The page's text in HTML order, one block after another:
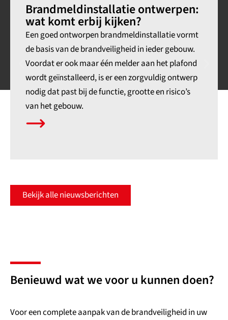
Brandmeldinstallatie ontwerpen:
wat komt erbij kijken?
Een goed ontworpen brandmeldinstallatie vormt
de basis van de brandveiligheid in ieder gebouw.
Voordat er ook maar één melder aan het plafond
wordt geïnstalleerd, is er een zorgvuldig ontwerp
nodig dat past bij de functie, grootte en risico’s
van het gebouw.
Bekijk alle nieuwsberichten
Benieuwd wat we voor u kunnen doen?
Voor een complete aanpak van de brandveiligheid in uw